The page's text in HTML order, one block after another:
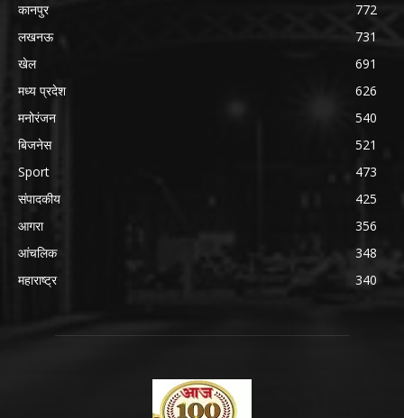
कानपुर
772
लखनऊ
731
खेल
691
मध्य प्रदेश
626
मनोरंजन
540
बिजनेस
521
Sport
473
संपादकीय
425
आगरा
356
आंचलिक
348
महाराष्ट्र
340